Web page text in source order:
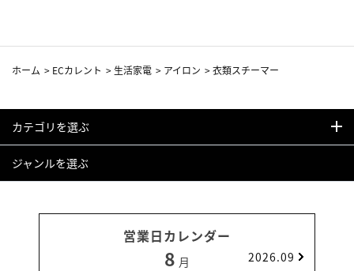
ホーム > ECカレント > 生活家電 > アイロン >衣類スチーマー
カテゴリを選ぶ
ジャンルを選ぶ
営業日カレンダー
8 月 2026.09